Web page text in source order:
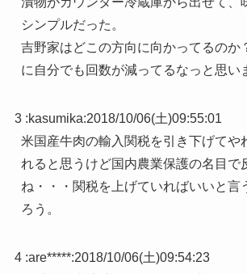
シンプルだった。
吉野家はどこの方向に向かってるのか
に自分でも回数が減ってるなっと思い
3 :kasumika:2018/10/06(土)09:55:01
米国産牛肉の輸入関税を引き下げてや
れると思うけど国内農業保護の名目で
ね・・・関税を上げていればいいと言
ろう。
4 :are*****:2018/10/06(土)09:54:23